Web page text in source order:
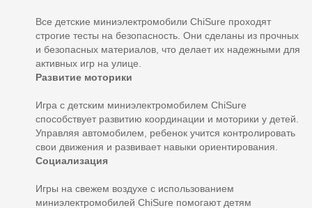
Все детские миниэлектромобили ChiSure проходят
строгие тесты на безопасность. Они сделаны из прочных
и безопасных материалов, что делает их надежными для
активных игр на улице.
Развитие моторики
Игра с детским миниэлектромобилем ChiSure
способствует развитию координации и моторики у детей.
Управляя автомобилем, ребенок учится контролировать
свои движения и развивает навыки ориентирования.
Социализация
Игры на свежем воздухе с использованием
миниэлектромобилей ChiSure помогают детям